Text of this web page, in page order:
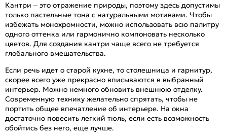
Кантри – это отражение природы, поэтому здесь допустимы
только пастельные тона с натуральными мотивами. Чтобы
избежать монохромности, можно использовать всю палитру
одного оттенка или гармонично компоновать несколько
цветов. Для создания кантри чаще всего не требуется
глобального вмешательства.
Если речь идет о старой кухне, то столешница и гарнитур,
скорее всего уже прекрасно вписываются в выбранный
интерьер. Можно немного обновить внешнюю отделку.
Современную технику желательно спрятать, чтобы не
портить общее впечатление об интерьере. На окна
достаточно повесить легкий тюль, если есть возможность
обойтись без него, еще лучше.